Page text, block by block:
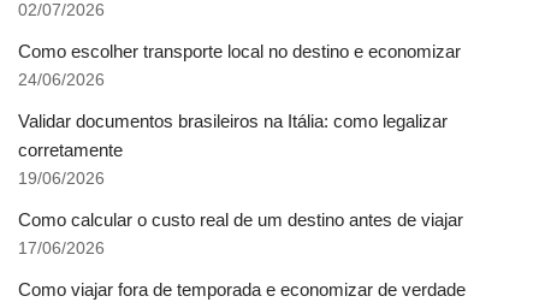
02/07/2026
Como escolher transporte local no destino e economizar
24/06/2026
Validar documentos brasileiros na Itália: como legalizar
corretamente
19/06/2026
Como calcular o custo real de um destino antes de viajar
17/06/2026
Como viajar fora de temporada e economizar de verdade